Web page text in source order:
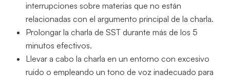
interrupciones sobre materias que no están
relacionadas con el argumento principal de la charla.
Prolongar la charla de SST durante más de los 5
minutos efectivos.
Llevar a cabo la charla en un entorno con excesivo
ruido o empleando un tono de voz inadecuado para